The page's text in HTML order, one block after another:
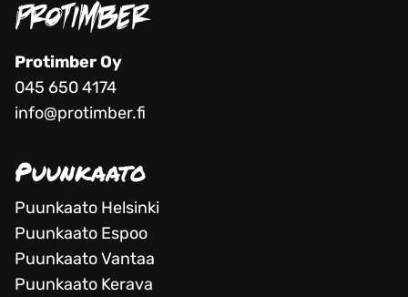
Protimber Oy
045 650 4174
info@protimber.fi
Puunkaato
Puunkaato Helsinki
Puunkaato Espoo
Puunkaato Vantaa
Puunkaato Kerava